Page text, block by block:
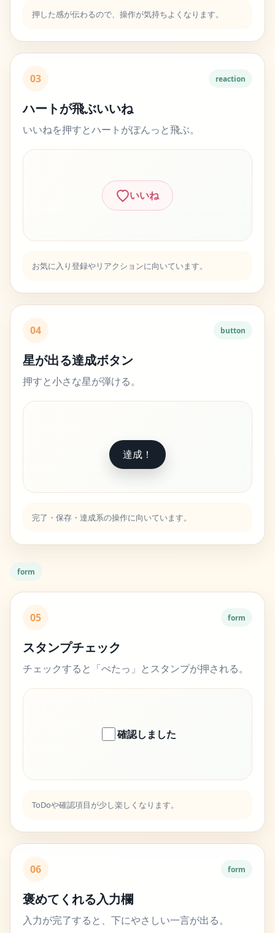
押した感が伝わるので、操作が気持ちよくなります。
03 reaction
ハートが飛ぶいいね
いいねを押すとハートがぽんっと飛ぶ。
いいね
お気に入り登録やリアクションに向いています。
04 button
星が出る達成ボタン
押すと小さな星が弾ける。
達成！
完了・保存・達成系の操作に向いています。
form
05 form
スタンプチェック
チェックすると「ぺたっ」とスタンプが押される。
確認しました
ToDoや確認項目が少し楽しくなります。
06 form
褒めてくれる入力欄
入力が完了すると、下にやさしい一言が出る。